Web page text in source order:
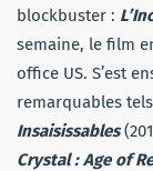
blockbuster :
semaine, le film
office US. S’est
remarquables
Insaisissables
Crystal : Age of